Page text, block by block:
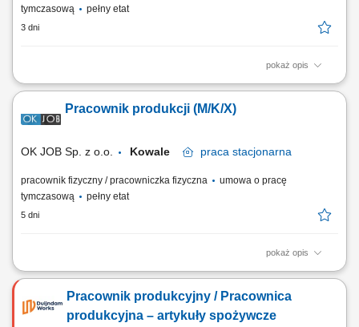
tymczasową pełny etat
3 dni
pokaż opis
Twój zakres obowiązków realizacja kontroli jakościowej i wizualnej
opakowań zbiorczych oraz przygotowanie ich do wysyłki, wykonywanie
bieżących prac produkcyjnych wspierających proces wytwarzania,
Pracownik produkcji (M/K/X)
OK JOB Sp. z o.o. Kowale praca stacjonarna
pracownik fizyczny / pracowniczka fizyczna
umowa o pracę
tymczasową
pełny etat
5 dni
pokaż opis
Twój zakres obowiązków kontrola wizualna i jakościowa opakowań;
przygotowanie do wysyłki zgodnie ze specyfikacją; zlecone prace
produkcyjne
Pracownik produkcyjny / Pracownica
produkcyjna – artykuły spożywcze